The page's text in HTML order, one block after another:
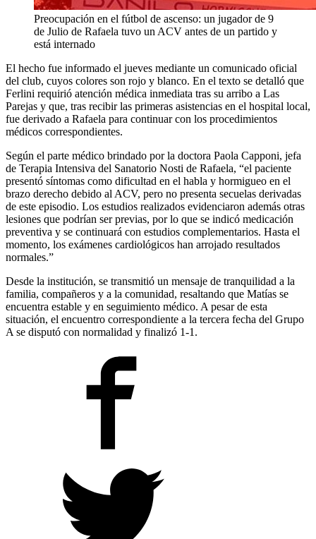
Preocupación en el fútbol de ascenso: un jugador de 9
de Julio de Rafaela tuvo un ACV antes de un partido y
está internado
El hecho fue informado el jueves mediante un comunicado oficial
del club, cuyos colores son rojo y blanco. En el texto se detalló que
Ferlini requirió atención médica inmediata tras su arribo a Las
Parejas y que, tras recibir las primeras asistencias en el hospital local,
fue derivado a Rafaela para continuar con los procedimientos
médicos correspondientes.
Según el parte médico brindado por la doctora Paola Capponi, jefa
de Terapia Intensiva del Sanatorio Nosti de Rafaela, “el paciente
presentó síntomas como dificultad en el habla y hormigueo en el
brazo derecho debido al ACV, pero no presenta secuelas derivadas
de este episodio. Los estudios realizados evidenciaron además otras
lesiones que podrían ser previas, por lo que se indicó medicación
preventiva y se continuará con estudios complementarios. Hasta el
momento, los exámenes cardiológicos han arrojado resultados
normales.”
Desde la institución, se transmitió un mensaje de tranquilidad a la
familia, compañeros y a la comunidad, resaltando que Matías se
encuentra estable y en seguimiento médico. A pesar de esta
situación, el encuentro correspondiente a la tercera fecha del Grupo
A se disputó con normalidad y finalizó 1-1.